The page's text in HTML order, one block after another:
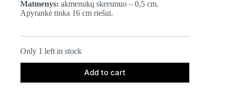
Matmenys: akmenukų skersmuo – 0,5 cm.
Apyrankė tinka 16 cm riešui.
Only 1 left in stock
Add to cart